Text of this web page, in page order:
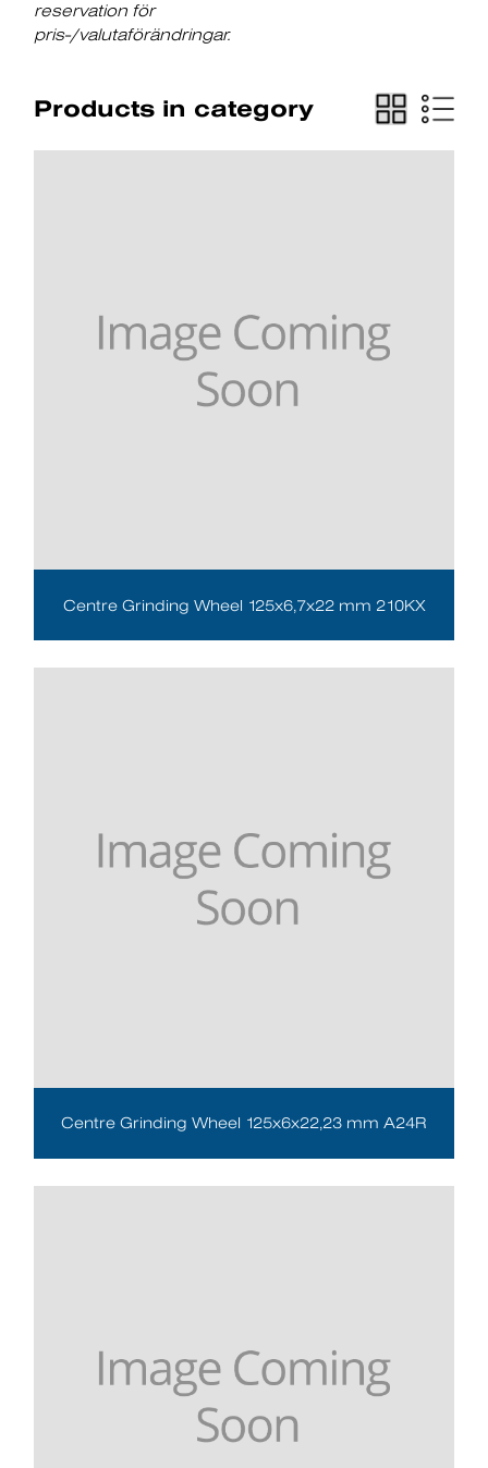
reservation för
pris-/valutaförändringar.
Products in category
Centre Grinding Wheel 125x6,7x22 mm 210KX
Centre Grinding Wheel 125x6x22,23 mm A24R